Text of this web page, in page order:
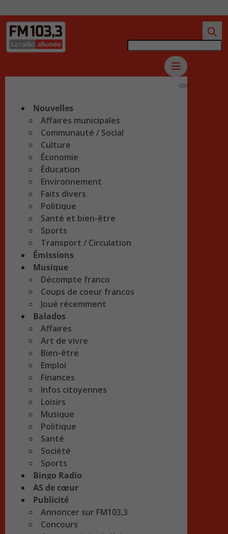
Nouvelles
Affaires municipales
Communauté / Social
Culture
Économie
Éducation
Environnement
Faits divers
Politique
Santé et bien-être
Sports
Transport / Circulation
Émissions
Musique
Décompte franco
Coups de coeur francos
Joué récemment
Balados
Affaires
Art de vivre
Bien-être
Emploi
Finances
Infos citoyennes
Loisirs
Musique
Politique
Santé
Société
Sports
Bingo Radio
AS de cœur
Publicité
Annoncer sur FM103,3
Concours